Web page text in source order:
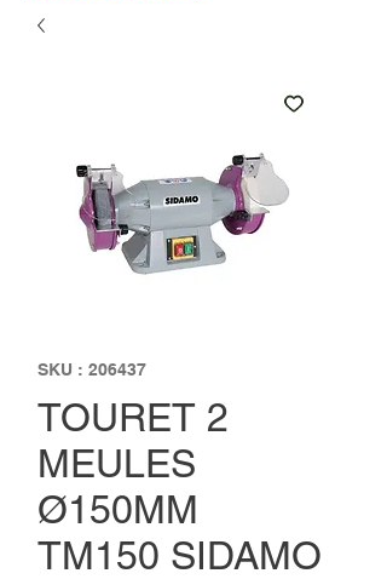
SKU : 206437
TOURET 2
MEULES
Ø150MM
TM150 SIDAMO